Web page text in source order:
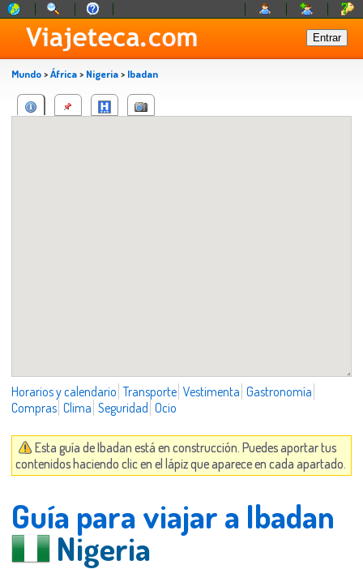
Mundo>África> Nigeria> Ibadan
Horarios y calendario Transporte Vestimenta Gastronomía
Compras Clima Seguridad Ocio
Esta guía de Ibadan está en construcción. Puedes aportar tus
contenidos haciendo clic en el lápiz que aparece en cada apartado.
Guía para viajar a Ibadan
Nigeria